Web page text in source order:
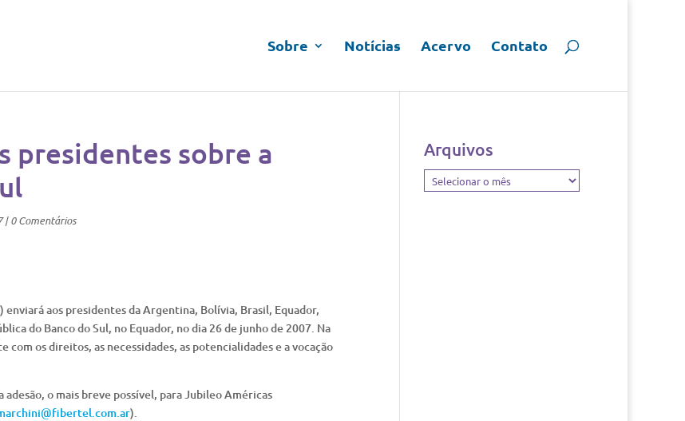
Sobre Notícias Acervo Contato
presidentes sobre a
|0 Comentários
aos presidentes da Argentina, Bolívia, Brasil, Equador,
do Banco do Sul, no Equador, no dia 26 de junho de 2007. Na
os direitos, as necessidades, as potencialidades e a vocação
adesão, o mais breve possível, para Jubileo Américas
).
Arquivos
Arquivos